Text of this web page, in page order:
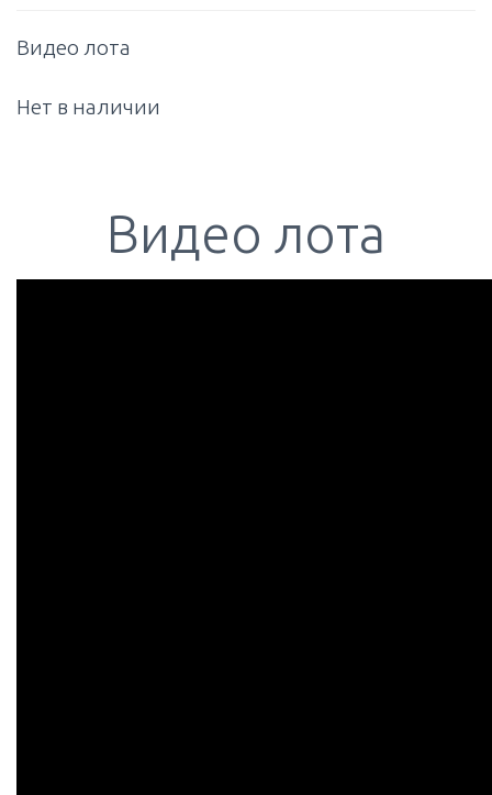
Видео лота
Нет в наличии
Видео лота